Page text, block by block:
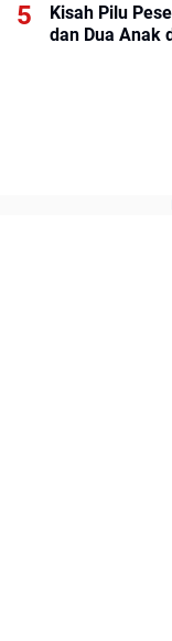
Kisah Pilu
dan Dua Anak